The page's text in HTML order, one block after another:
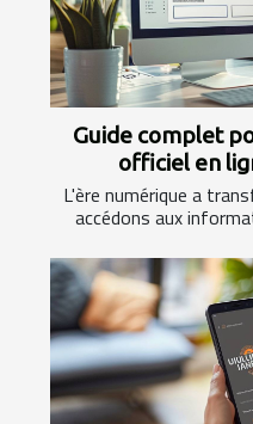
Guide complet
officiel en
L'ère numérique a
accédons aux